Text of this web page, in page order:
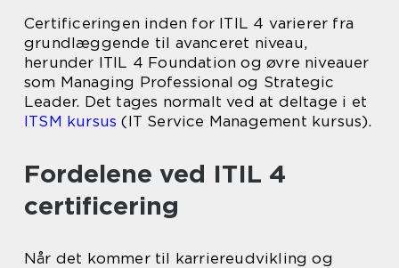
Certificeringen inden for ITIL 4 varierer fra
grundlæggende til avanceret niveau,
herunder ITIL 4 Foundation og øvre niveauer
som Managing Professional og Strategic
Leader. Det tages normalt ved at deltage i et
ITSM kursus (IT Service Management kursus).
Fordelene ved ITIL 4
certificering
Når det kommer til karriereudvikling og